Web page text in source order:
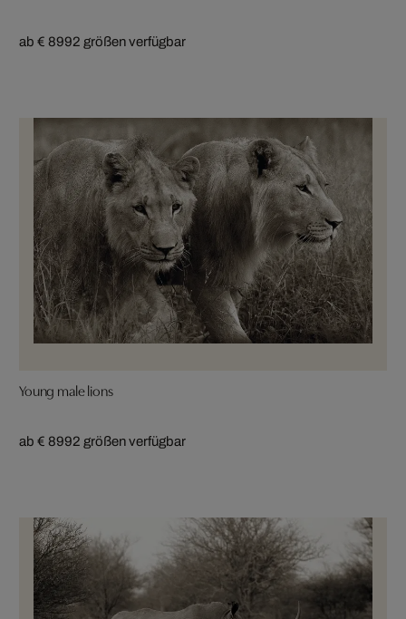
ab € 8992 größen verfügbar
Young male lions
ab € 8992 größen verfügbar